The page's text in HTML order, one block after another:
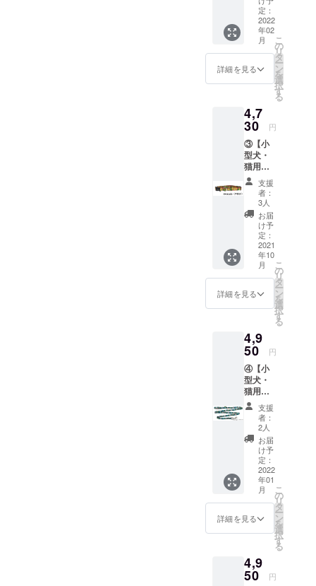
（税抜
き）
4,400円
（税込
み）※日
本国内
適用サ
イズ：
首回り
15セン
チ～30
センチ
のワン
ちゃん
ん 定価
4,300円
（税抜
き）
4,730円
（税込
み）※日
本国内
への送
料は当
社負担
定：
2022
年02
月
詳細を見る
こ
の
リ
タ
ー
ン
を
選
択
す
る
4,7
30 円
③【小
型犬・
猫用首
輪】 サ
イズ：
長さ
15cm～
30cm
適用サ
イズ：
首回り
15セン
チ～30
センチ
のワン
ちゃん
ん 定価
4,300円
（税抜
き）
4,730円
（税込
み）※日
本国内
への送
料は当
社負担
支援
者：
3人
お届
け予
定：
2021
年10
月
詳細を見る
こ
の
リ
タ
ー
ン
を
選
択
す
る
4,9
50 円
④【小
型犬・
猫用
リー
ド】 サ
イズ：
長さ約
180cm
定価
4,500円
（税抜
き）
4,950円
（税込
み）※日
本国内
料は当
社負担
支援
者：
2人
お届
け予
定：
2022
年01
月
詳細を見る
こ
の
リ
タ
ー
ン
を
選
択
す
る
4,9
50 円